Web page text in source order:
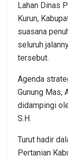
Lahan Dinas
Kurun,
suasana
seluruh
tersebut.
Agenda
Gunung Mas,
didampingi
S.H.
Turut hadir
Pertanian